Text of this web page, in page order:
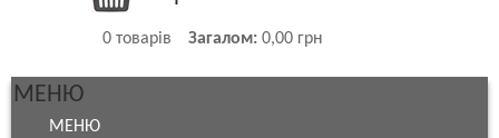
0 товарів Загалом: 0,00 грн
МЕНЮ
МЕНЮ